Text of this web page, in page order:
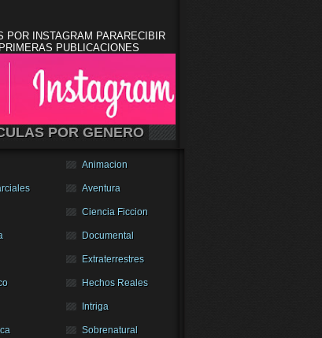
POR INSTAGRAM PARARECIBIR
PUBLICACIONES
POR GENERO
Animacion
Aventura
Ciencia Ficcion
Documental
Extraterrestres
Hechos Reales
Intriga
Sobrenatural